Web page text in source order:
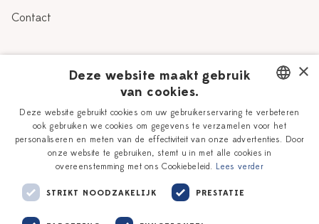
Contact
Verhaal
Onze plateelschilders
Delfts Blauw
Workshops
Vacatures
Zakelijk
DUTCH
ENGLISH
×
Deze website maakt gebruik
van cookies.
Deze website gebruikt cookies om uw gebruikerservaring te verbeteren
ook gebruiken we cookies om gegevens te verzamelen voor het
personaliseren en meten van de effectiviteit van onze advertenties. Door
onze website te gebruiken, stemt u in met alle cookies in
overeenstemming met ons Cookiebeleid. Lees verder
STRIKT NOODZAKELIJK PRESTATIE